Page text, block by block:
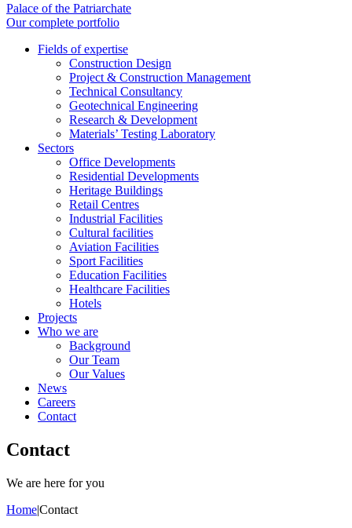
Palace of the Patriarchate
Our complete portfolio
Fields of expertise
Construction Design
Project & Construction Management
Technical Consultancy
Geotechnical Engineering
Research & Development
Materials’ Testing Laboratory
Sectors
Office Developments
Residential Developments
Heritage Buildings
Retail Centres
Industrial Facilities
Cultural facilities
Aviation Facilities
Sport Facilities
Education Facilities
Healthcare Facilities
Hotels
Projects
Who we are
Background
Our Team
Our Values
News
Careers
Contact
Contact
We are here for you
Home|Contact